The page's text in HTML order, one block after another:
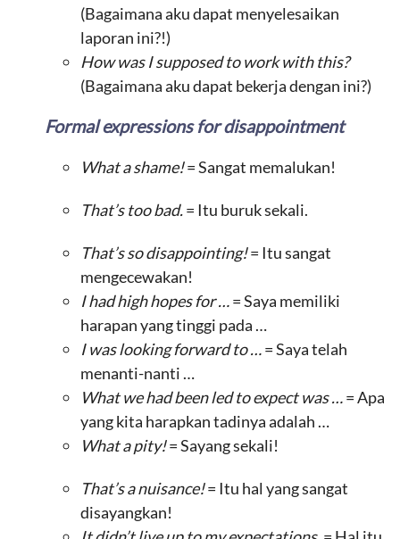
(Bagaimana aku dapat menyelesaikan
laporan ini?!)
How was I supposed to work with this?
(Bagaimana aku dapat bekerja dengan ini?)
Formal expressions for disappointment
What a shame!= Sangat memalukan!
That’s too bad.= Itu buruk sekali.
That’s so disappointing!= Itu sangat
mengecewakan!
I had high hopes for …= Saya memiliki
harapan yang tinggi pada …
I was looking forward to …= Saya telah
menanti-nanti …
What we had been led to expect was …= Apa
yang kita harapkan tadinya adalah …
What a pity!= Sayang sekali!
That’s a nuisance!= Itu hal yang sangat
disayangkan!